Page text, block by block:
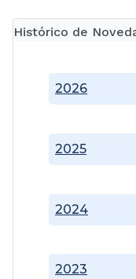
Histórico de
2023
2024
2025
2026